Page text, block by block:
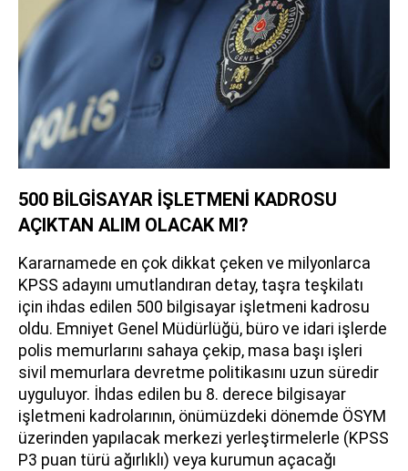
500 BİLGİSAYAR İŞLETMENİ KADROSU
AÇIKTAN ALIM OLACAK MI?
Kararnamede en çok dikkat çeken ve milyonlarca
KPSS adayını umutlandıran detay, taşra teşkilatı
için ihdas edilen 500 bilgisayar işletmeni kadrosu
oldu. Emniyet Genel Müdürlüğü, büro ve idari işlerde
polis memurlarını sahaya çekip, masa başı işleri
sivil memurlara devretme politikasını uzun süredir
uyguluyor. İhdas edilen bu 8. derece bilgisayar
işletmeni kadrolarının, önümüzdeki dönemde ÖSYM
üzerinden yapılacak merkezi yerleştirmelerle (KPSS
P3 puan türü ağırlıklı) veya kurumun açacağı